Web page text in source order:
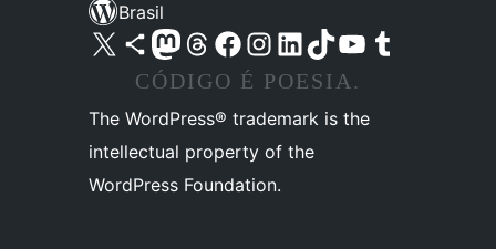
Brasil
Acessar nossa conta do X (antigo Twitter)
Acessar nossa conta do Bluesky
Acessar nossa conta do Mastodon
Acessar nossa conta do Threads
Acessar nossa página do Facebook
Acessar nossa conta do Instagram
Acessar nossa conta do LinkedIn
Acessar nossa conta do TikTok
Acessar nosso canal do YouTube
Acessar nossa conta no Tumblr
CÓDIGO É POESIA.
The WordPress® trademark is the
intellectual property of the
WordPress Foundation.